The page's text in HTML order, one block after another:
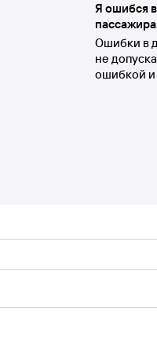
Я ошибся
Ошибки в
не
ошибкой и